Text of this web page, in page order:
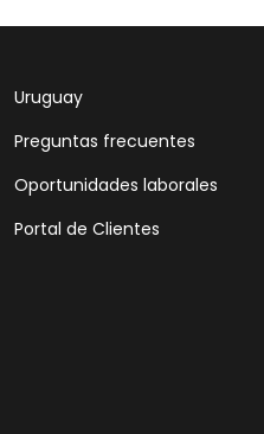
Uruguay
Preguntas frecuentes
Oportunidades laborales
Portal de Clientes